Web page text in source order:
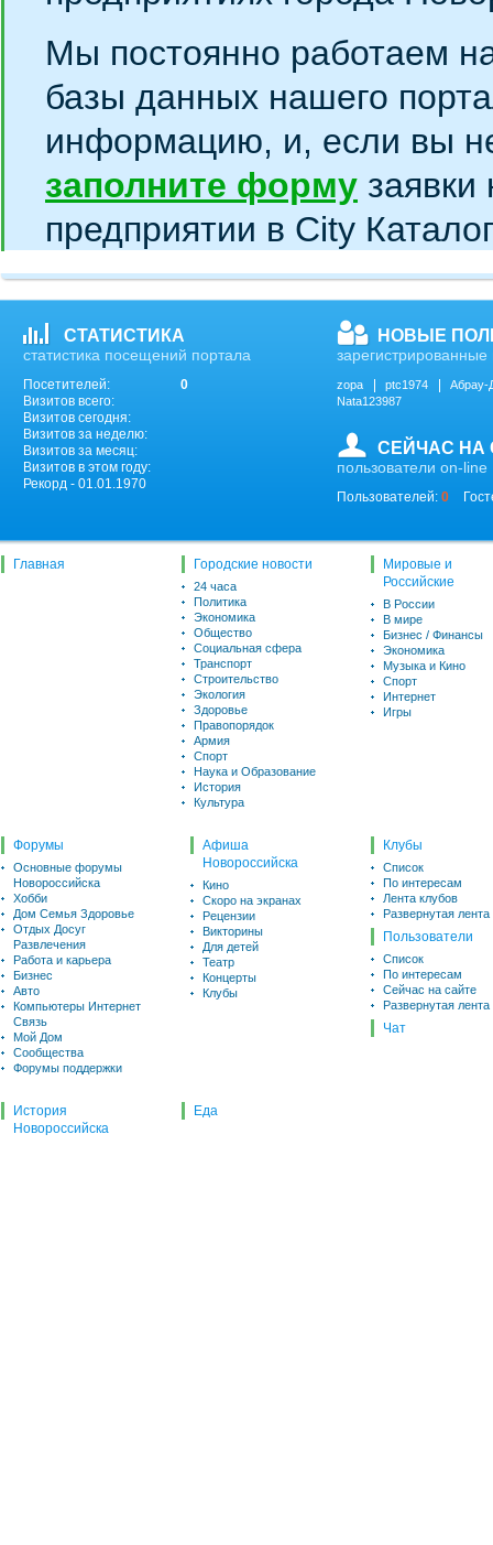
Мы постоянно работаем
базы данных нашего
информацию, и, если вы
заполните форму
предприятии в City
СТАТИСТИКА
статистика посещений портала
Посетителей:
0
Визитов всего:
Визитов сегодня:
Визитов за неделю:
Визитов за месяц:
Визитов в этом году:
Рекорд - 01.01.1970
НОВЫЕ
зарегистрированные
zopa ptc1974
Абрау-
Nata123987
СЕЙЧАС НА
пользователи on-line
Пользователей: 0
Главная Городские новости
24 часа
Политика
Экономика
Общество
Социальная сфера
Транспорт
Строительство
Экология
Здоровье
Правопорядок
Армия
Спорт
Наука и Образование
История
Культура
Мировые и
Российские
В России
В мире
Бизнес / Финансы
Экономика
Музыка и Кино
Спорт
Интернет
Игры
Форумы
Основные форумы
Новороссийска
Хобби
Дом Семья Здоровье
Отдых Досуг
Развлечения
Работа и карьера
Бизнес
Авто
Компьютеры Интернет
Связь
Мой Дом
Сообщества
Форумы поддержки
Афиша
Новороссийска
Кино
Скоро на экранах
Рецензии
Викторины
Для детей
Театр
Концерты
Клубы
Клубы
Список
По интересам
Лента клубов
Развернутая лента
Пользователи
Список
По интересам
Сейчас на сайте
Развернутая лента
Чат
История
Новороссийска
Еда